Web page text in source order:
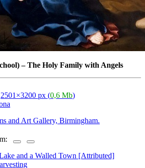
–The Holy Family with Angels
2501×3200 px (0,6 Mb)
and Art Gallery, Birmingham.